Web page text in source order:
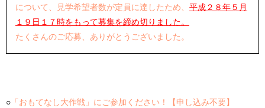
について、見学希望者数が定員に達したため、 平成２８年５月
１９日１７時をもって募集を締め切りました。
たくさんのご応募、ありがとうございました。
○ 「おもてなし大作戦」にご参加ください！【申し込み不要】